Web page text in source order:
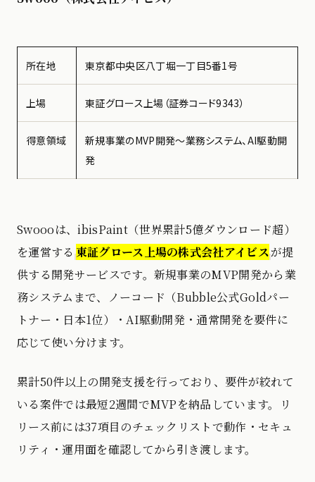
所在地 東京都中央区八丁堀一丁目5番1号
上場 東証グロース上場（証券コード9343）
得意領域
新規事業のMVP開発〜業務システム、AI駆動開
発
Swoooは、ibisPaint（世界累計5億ダウンロード超）
を運営する 東証グロース上場の株式会社アイビスが提
供する開発サービスです。新規事業のMVP開発から業
務システムまで、ノーコード（Bubble公式Goldパー
トナー・日本1位）・AI駆動開発・通常開発を要件に
応じて使い分けます。
累計50件以上の開発支援を行っており、要件が絞れて
いる案件では最短2週間でMVPを納品しています。リ
リース前には37項目のチェックリストで動作・セキュ
リティ・運用面を確認してから引き渡します。